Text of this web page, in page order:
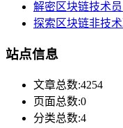
解密区块链技术
探索区块链非技
站点信息
文章总数:4254
页面总数:0
分类总数:4